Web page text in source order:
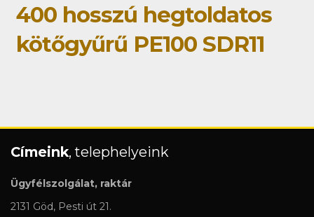
400 hosszú hegtoldatos
kötőgyűrű PE100 SDR11
Címeink, telephelyeink
Ügyfélszolgálat, raktár
2131 Göd, Pesti út 21.